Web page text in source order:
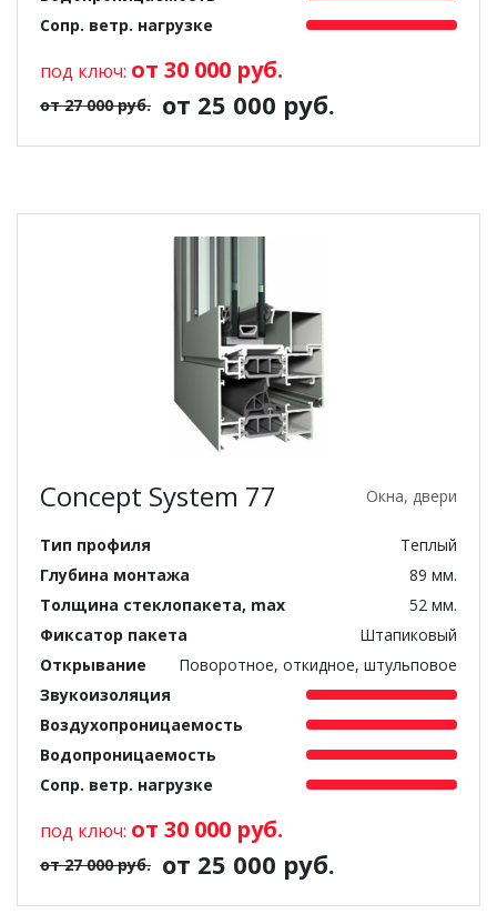
Сопр. ветр. нагрузке
под ключ: от 30 000 руб.
от 27 000 руб. от 25 000 руб.
Concept System 77 Окна, двери
Тип профиля
Теплый
Глубина монтажа
89 мм.
Толщина стеклопакета, max
52 мм.
Фиксатор пакета
Штапиковый
Открывание
Поворотное, откидное, штульповое
Звукоизоляция
Воздухопроницаемость
Водопроницаемость
Сопр. ветр. нагрузке
под ключ: от 30 000 руб.
от 27 000 руб. от 25 000 руб.